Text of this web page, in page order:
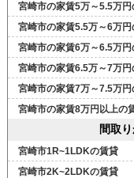
宮崎市の家賃5万～5.5万円
宮崎市の家賃5.5万～6万円
宮崎市の家賃6万～6.5万円
宮崎市の家賃6.5万～7万円
宮崎市の家賃7万～7.5万円
宮崎市の家賃8万円以上の
間取
宮崎市1R~1LDKの賃貸
宮崎市2K~2LDKの賃貸